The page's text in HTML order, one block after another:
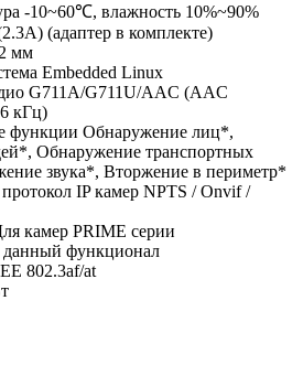
-10~60℃, влажность 10%~90%
(адаптер в комплекте)
мм
Embedded Linux
G711A/G711U/AAC (AAC
кГц)
функции Обнаружение лиц*,
Обнаружение транспортных
звука*, Вторжение в периметр*
IP камер NPTS / Onvif /
камер PRIME серии
функционал
802.3af/at